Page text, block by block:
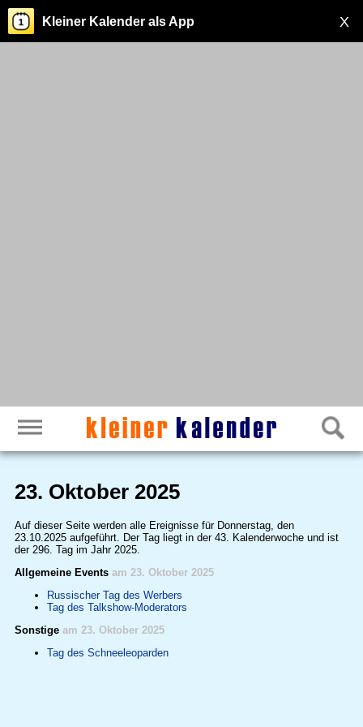
X
Kleiner Kalender als App
23. Oktober 2025
Auf dieser Seite werden alle Ereignisse für Donnerstag, den
23.10.2025 aufgeführt. Der Tag liegt in der 43. Kalenderwoche und ist
der 296. Tag im Jahr 2025.
Allgemeine Events am 23. Oktober 2025
Russischer Tag des Werbers
Tag des Talkshow-Moderators
Sonstige am 23. Oktober 2025
Tag des Schneeleoparden